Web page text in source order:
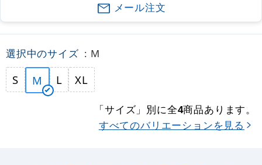
メール注文
選択中のサイズ : M
S M L XL
「サイズ」別に全4商品あります。
すべてのバリエーションを見る